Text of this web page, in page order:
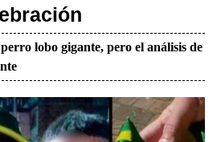
lobo gigante, pero el análisis de